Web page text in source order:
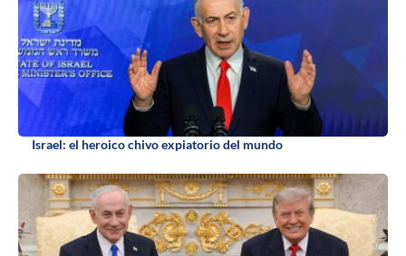
Israel: el heroico chivo expiatorio del mundo